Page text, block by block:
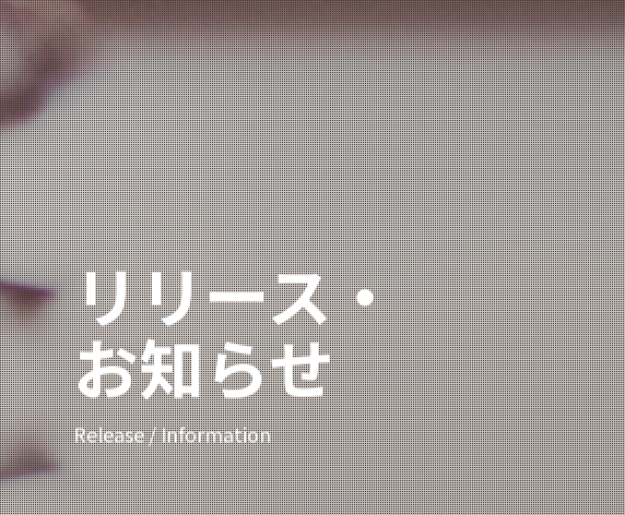
リリース・
お知らせ
Release / Information